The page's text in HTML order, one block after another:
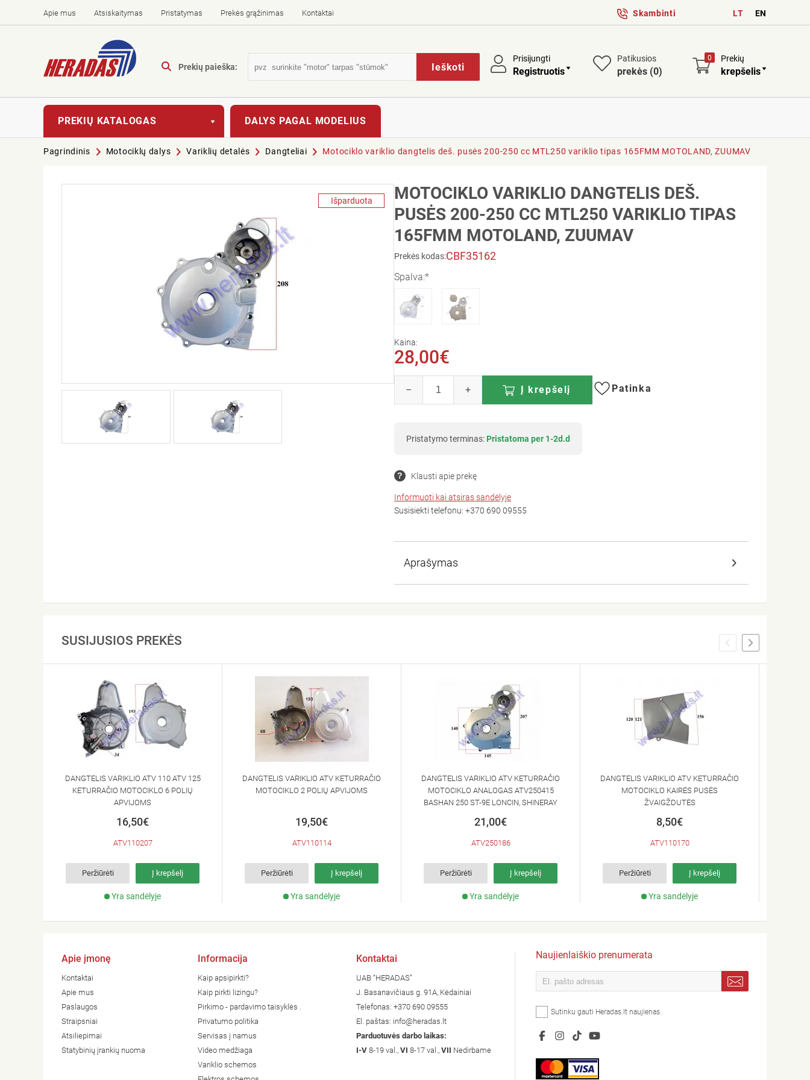
Apie mus Atsiskaitymas Pristatymas Prekės grąžinimas Kontaktai Skambinti LT EN
Prekių paieška: Ieškoti
Prisijungti
Registruotis
Patikusios
prekės (0)
0 Prekių
krepšelis
PREKIŲ KATALOGAS DALYS PAGAL MODELIUS
Pagrindinis Motociklų dalys Variklių detalės Dangteliai Motociklo variklio dangtelis deš. pusės 200-250 cc MTL250 variklio tipas 165FMM MOTOLAND, ZUUMAV
Išparduota
MOTOCIKLO VARIKLIO DANGTELIS DEŠ.
PUSĖS 200-250 CC MTL250 VARIKLIO TIPAS
165FMM MOTOLAND, ZUUMAV
Prekės kodas:CBF35162
Spalva:*
Kaina:
28,00€
– + Į krepšelį Patinka
Pristatymo terminas: Pristatoma per 1-2d.d
Klausti apie prekę
Informuoti kai atsiras sandėlyje
Susisiekti telefonu: +370 690 09555
Aprašymas
SUSIJUSIOS PREKĖS
DANGTELIS VARIKLIO ATV 110 ATV 125
KETURRAČIO MOTOCIKLO 6 POLIŲ
APVIJOMS
16,50€
ATV110207
Peržiūrėti Į krepšelį
Yra sandėlyje
DANGTELIS VARIKLIO ATV KETURRAČIO
MOTOCIKLO 2 POLIŲ APVIJOMS
19,50€
ATV110114
Peržiūrėti Į krepšelį
Yra sandėlyje
DANGTELIS VARIKLIO ATV KETURRAČIO
MOTOCIKLO ANALOGAS ATV250415
BASHAN 250 ST-9E LONCIN, SHINERAY
21,00€
ATV250186
Peržiūrėti Į krepšelį
Yra sandėlyje
DANGTELIS VARIKLIO ATV KETURRAČIO
MOTOCIKLO KAIRĖS PUSĖS
ŽVAIGŽDUTĖS
8,50€
ATV110170
Peržiūrėti Į krepšelį
Yra sandėlyje
Apie įmonę
Kontaktai
Apie mus
Paslaugos
Straipsniai
Atsiliepimai
Statybinių įrankių nuoma
Informacija
Kaip apsipirkti?
Kaip pirkti lizingu?
Pirkimo - pardavimo taisyklės .
Privatumo politika
Servisas į namus
Video medžiaga
Variklio schemos
Kontaktai
UAB “HERADAS”
J. Basanavičiaus g. 91A, Kėdainiai
Telefonas:+370 690 09555
El. paštas: info@heradas.lt
Parduotuvės darbo laikas:
I-V 8-19 val.,VI 8-17 val.,VII Nedirbame
Naujienlaiškio prenumerata
Sutinku gauti Heradas.lt naujienas.